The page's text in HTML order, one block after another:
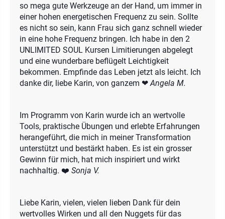
so mega gute Werkzeuge an der Hand, um immer in
einer hohen energetischen Frequenz zu sein. Sollte
es nicht so sein, kann Frau sich ganz schnell wieder
in eine hohe Frequenz bringen. Ich habe in den 2
UNLIMITED SOUL Kursen Limitierungen abgelegt
und eine wunderbare beflügelt Leichtigkeit
bekommen. Empfinde das Leben jetzt als leicht. Ich
danke dir, liebe Karin, von ganzem ❤Angela M.
Im Programm von Karin wurde ich an wertvolle
Tools, praktische Übungen und erlebte Erfahrungen
herangeführt, die mich in meiner Transformation
unterstützt und bestärkt haben. Es ist ein grosser
Gewinn für mich, hat mich inspiriert und wirkt
nachhaltig. ❤️ Sonja V.
Liebe Karin, vielen, vielen lieben Dank für dein
wertvolles Wirken und all den Nuggets für das